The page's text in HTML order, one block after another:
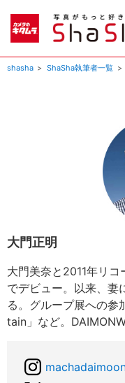
shasha ShaSha執筆者一覧
大門正明
大門美奈と2011年リコ
でデビュー。以来、妻
る。グループ展への
tain」など。